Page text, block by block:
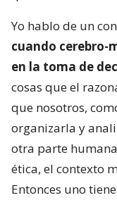
Yo hablo de un
cuando cerebro-
en la toma de
cosas que el
que nosotros,
organizarla y
otra parte
ética, el contexto
Entonces uno